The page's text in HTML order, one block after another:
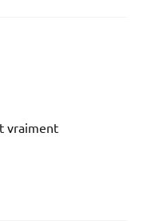
vraiment